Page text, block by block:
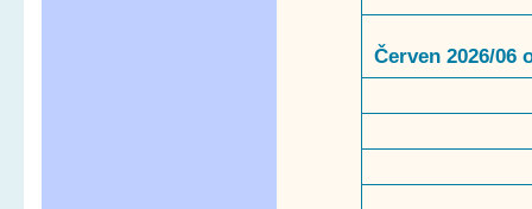
Červen 2026/06